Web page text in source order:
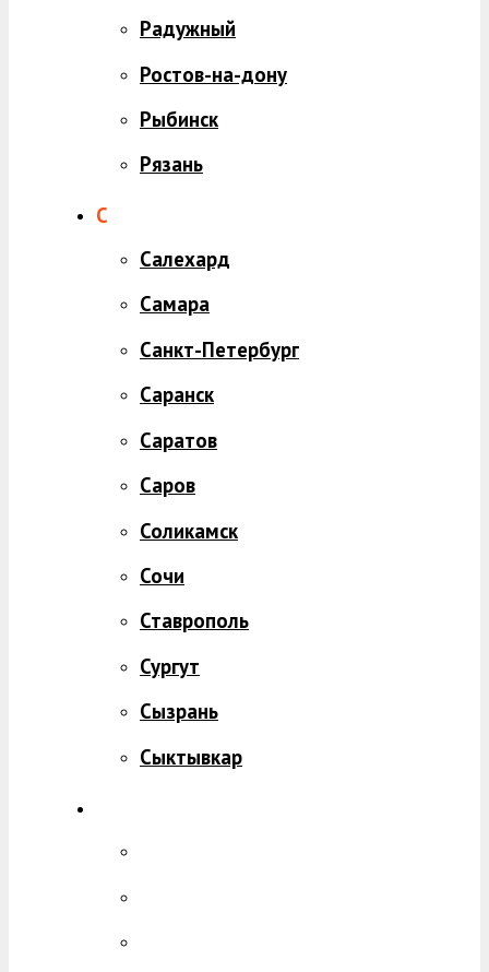
Радужный
Ростов-на-дону
Рыбинск
Рязань
С
Салехард
Самара
Санкт-Петербург
Саранск
Саратов
Саров
Соликамск
Сочи
Ставрополь
Сургут
Сызрань
Сыктывкар